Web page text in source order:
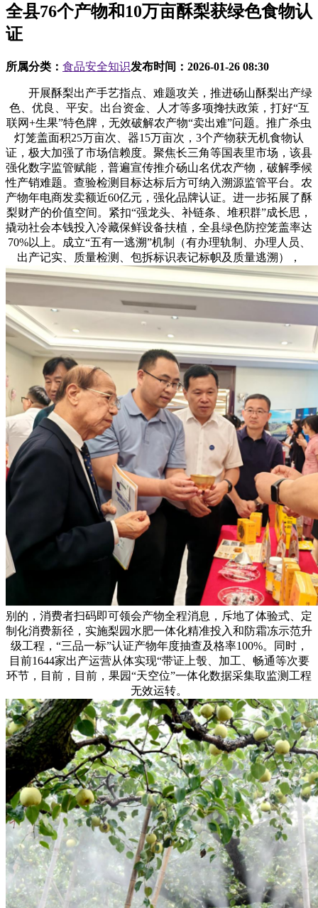
全县76个产物和10万亩酥梨获绿色食物认
证
所属分类： 食品安全知识发布时间： 2026-01-26 08:30
开展酥梨出产手艺指点、难题攻关，推进砀山酥梨出产绿
色、优良、平安。出台资金、人才等多项搀扶政策，打好“互
联网+生果”特色牌，无效破解农产物“卖出难”问题。推广杀虫
灯笼盖面积25万亩次、器15万亩次，3个产物获无机食物认
证，极大加强了市场信赖度。聚焦长三角等国表里市场，该县
强化数字监管赋能，普遍宣传推介砀山名优农产物，破解季候
性产销难题。查验检测目标达标后方可纳入溯源监管平台。农
产物年电商发卖额近60亿元，强化品牌认证。进一步拓展了酥
梨财产的价值空间。紧扣“强龙头、补链条、堆积群”成长思，
撬动社会本钱投入冷藏保鲜设备扶植，全县绿色防控笼盖率达
70%以上。成立“五有一逃溯”机制（有办理轨制、办理人员、
出产记实、质量检测、包拆标识表记标帜及质量逃溯），
别的，消费者扫码即可领会产物全程消息，斥地了体验式、定
制化消费新径，实施梨园水肥一体化精准投入和防霜冻示范升
级工程，“三品一标”认证产物年度抽查及格率100%。同时，
目前1644家出产运营从体实现“带证上彀、加工、畅通等次要
环节，目前，目前，果园“天空位”一体化数据采集取监测工程
无效运转。